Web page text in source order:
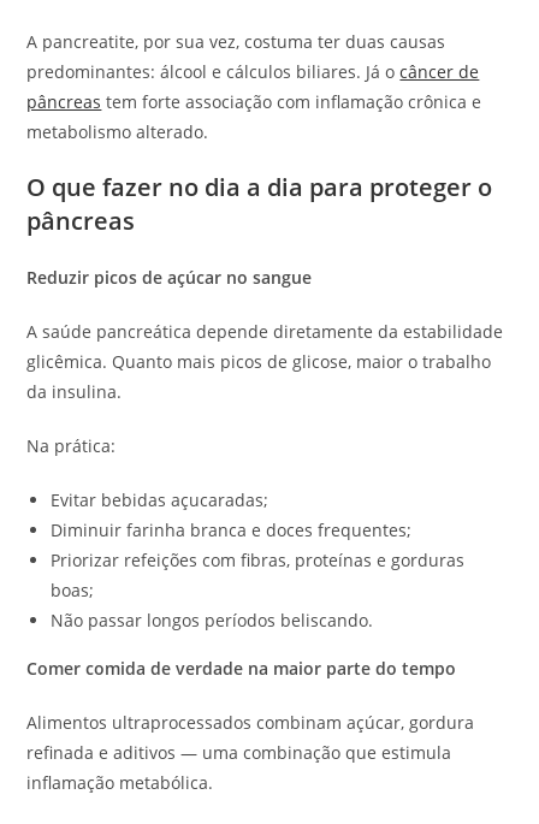
A pancreatite, por sua vez, costuma ter duas causas
predominantes: álcool e cálculos biliares. Já ocâncer de
pâncreas tem forte associação com inflamação crônica e
metabolismo alterado.
O que fazer no dia a dia para proteger o
pâncreas
Reduzir picos de açúcar no sangue
A saúde pancreática depende diretamente da estabilidade
glicêmica. Quanto mais picos de glicose, maior o trabalho
da insulina.
Na prática:
Evitar bebidas açucaradas;
Diminuir farinha branca e doces frequentes;
Priorizar refeições com fibras, proteínas e gorduras
boas;
Não passar longos períodos beliscando.
Comer comida de verdade na maior parte do tempo
Alimentos ultraprocessados combinam açúcar, gordura
refinada e aditivos — uma combinação que estimula
inflamação metabólica.